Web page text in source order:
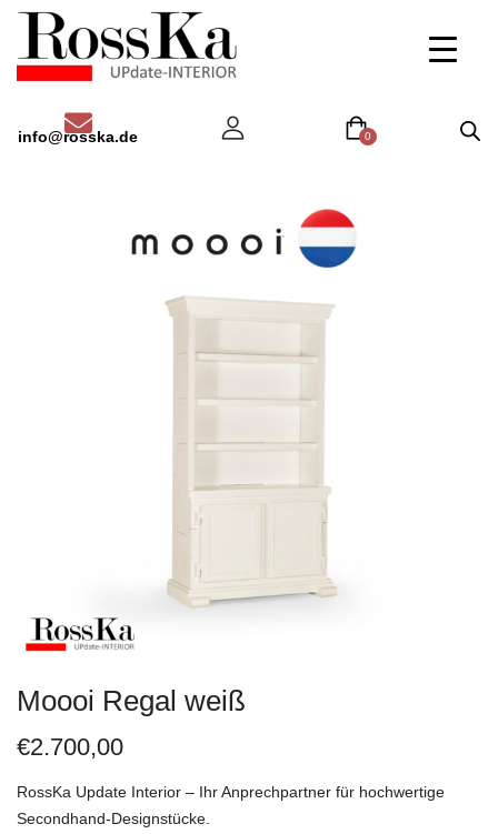
info@rosska.de 0
Moooi Regal weiß
€2.700,00
RossKa Update Interior – Ihr Anprechpartner für hochwertige
Secondhand-Designstücke.